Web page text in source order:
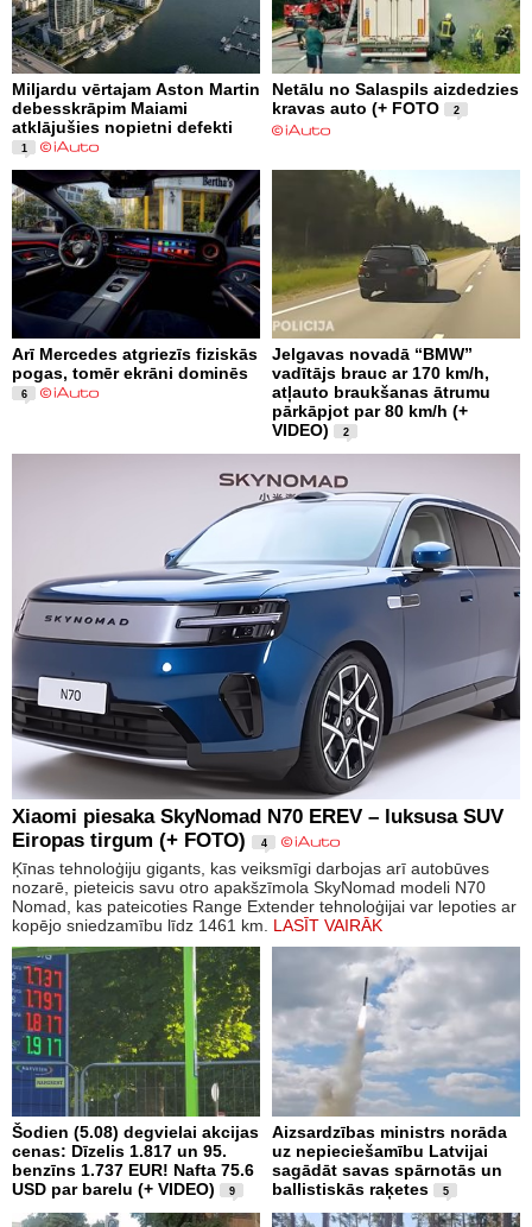
Miljardu vērtajam Aston Martin
debesskrāpim Maiami
atklājušies nopietni defekti
1
Netālu no Salaspils aizdedzies
kravas auto (+ FOTO
2
Arī Mercedes atgriezīs fiziskās
pogas, tomēr ekrāni dominēs
6
Jelgavas novadā “BMW”
vadītājs brauc ar 170 km/h,
atļauto braukšanas ātrumu
pārkāpjot par 80 km/h (+
VIDEO)
2
Xiaomi piesaka SkyNomad N70 EREV – luksusa SUV
Eiropas tirgum (+ FOTO)
4
Ķīnas tehnoloģiju gigants, kas veiksmīgi darbojas arī autobūves
nozarē, pieteicis savu otro apakšzīmola SkyNomad modeli N70
Nomad, kas pateicoties Range Extender tehnoloģijai var lepoties ar
kopējo sniedzamību līdz 1461 km. LASĪT VAIRĀK
Šodien (5.08) degvielai akcijas
cenas: Dīzelis 1.817 un 95.
benzīns 1.737 EUR! Nafta 75.6
USD par barelu (+ VIDEO)
9
Aizsardzības ministrs norāda
uz nepieciešamību Latvijai
sagādāt savas spārnotās un
ballistiskās raķetes
5